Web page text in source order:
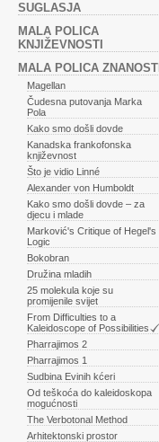
SUGLASJA
MALA POLICA
KNJIŽEVNOSTI
MALA POLICA ZNANOSTI
Magellan
Čudesna putovanja Marka
Pola
Kako smo došli dovde
Kanadska frankofonska
književnost
Što je vidio Linné
Alexander von Humboldt
Kako smo došli dovde – za
djecu i mlade
Marković's Critique of Hegel's
Logic
Bokobran
Družina mladih
25 molekula koje su
promijenile svijet
From Difficulties to a
Kaleidoscope of Possibilities
Pharrajimos 2
Pharrajimos 1
Sudbina Evinih kćeri
Od teškoća do kaleidoskopa
mogućnosti
The Verbotonal Method
Arhitektonski prostor